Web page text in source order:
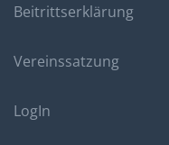
Beitrittserklärung
Vereinssatzung
LogIn